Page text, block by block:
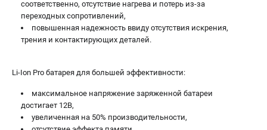
соответственно, отсутствие нагрева и потерь из-за
переходных сопротивлений,
повышенная надежность ввиду отсутствия искрения,
трения и контактирующих деталей.
Li-Ion Pro батарея для большей эффективности:
максимальное напряжение заряженной батареи
достигает 12В,
увеличенная на 50% производительности,